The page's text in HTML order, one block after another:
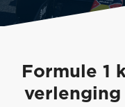
Formule 1
verlenging